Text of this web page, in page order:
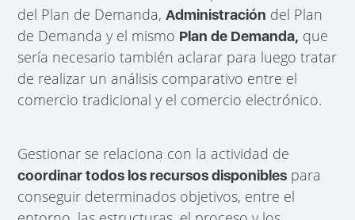
del Plan de Demanda,Administración del Plan
de Demanda y el mismo Plan de Demanda, que
sería necesario también aclarar para luego tratar
de realizar un análisis comparativo entre el
comercio tradicional y el comercio electrónico.
Gestionar se relaciona con la actividad de
coordinar todos los recursos disponibles para
conseguir determinados objetivos, entre el